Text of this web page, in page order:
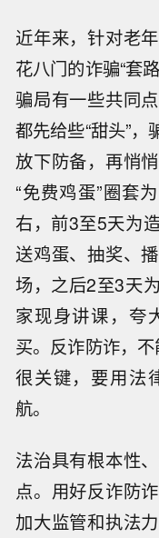
近年来，针对老
花八门的诈骗“套
骗局有一些共同
都先给些“甜头”
放下防备，再悄
“免费鸡蛋”圈套
右，前3至5天为
送鸡蛋、抽奖、
场，之后2至3天
家现身讲课，夸
买。反诈防诈，
很关键，要用法
航。
法治具有根本性
点。用好反诈防
加大监管和执法